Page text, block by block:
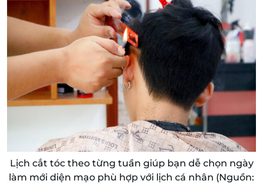
Lịch cắt tóc theo từng tuần giúp bạn dễ chọn ngày
làm mới diện mạo phù hợp với lịch cá nhân (Nguồn: